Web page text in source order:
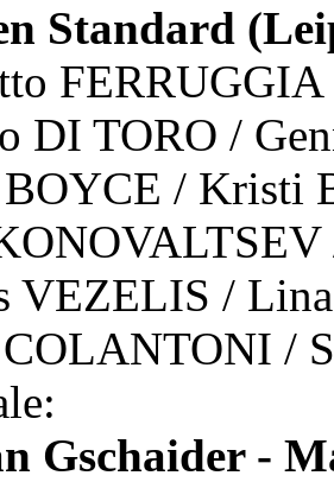
Standard
DI TORO /
BOYCE / Kristi
VEZELIS /
/
Gschaider -